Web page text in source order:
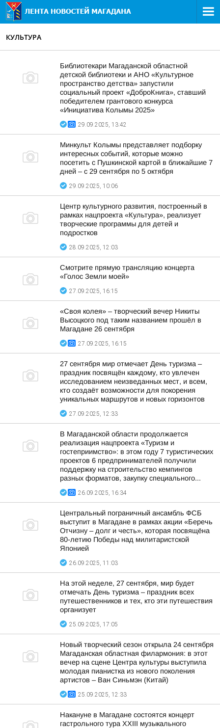
КУЛЬТУРА
Библиотекари Магаданской областной
детской библиотеки и АНО «Культурное
пространство детства» запустили
социальный проект «ДоброКнига», ставший
победителем грантового конкурса
«Инициатива Колымы 2025»
29.09.2025, 13:42
Минкульт Колымы представляет подборку
интересных событий, которые можно
посетить с Пушкинской картой в ближайшие 7
дней – с 29 сентября по 5 октября
29.09.2025, 10:06
Центр культурного развития, построенный в
рамках нацпроекта «Культура», реализует
творческие программы для детей и
подростков
28.09.2025, 12:03
Смотрите прямую трансляцию концерта
«Голос Земли моей»
27.09.2025, 16:15
«Своя колея» – творческий вечер Никиты
Высоцкого под таким названием прошёл в
Магадане 26 сентября
27.09.2025, 16:15
27 сентября мир отмечает День туризма –
праздник посвящён каждому, кто увлечен
исследованием неизведанных мест, и всем,
кто создаёт возможности для покорения
уникальных маршрутов и новых горизонтов
27.09.2025, 12:33
В Магаданской области продолжается
реализация нацпроекта «Туризм и
гостеприимство»: в этом году 7 туристических
проектов 6 предпринимателей получили
поддержку на строительство кемпингов
разных форматов, закупку специального...
26.09.2025, 16:34
Центральный пограничный ансамбль ФСБ
выступит в Магадане в рамках акции «Беречь
Отчизну – долг и честь», которая посвящёна
80-летию Победы над милитаристской
Японией
26.09.2025, 11:03
На этой неделе, 27 сентября, мир будет
отмечать День туризма – праздник всех
путешественников и тех, кто эти путешествия
организует
25.09.2025, 17:05
Новый творческий сезон открыла 24 сентября
Магаданская областная филармония: в этот
вечер на сцене Центра культуры выступила
молодая пианистка из нового поколения
артистов – Ван Синьмэн (Китай)
25.09.2025, 12:33
Накануне в Магадане состоятся концерт
гастрольного тура XXIII музыкального